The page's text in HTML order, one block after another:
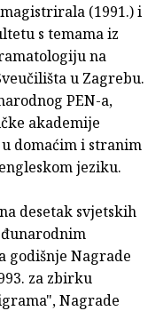
(1991.) i
s temama iz
na
u Zagrebu.
PEN-a,
akademije
domaćim i stranim
jeziku.
desetak svjetskih
godišnje Nagrade
za zbirku
Nagrade